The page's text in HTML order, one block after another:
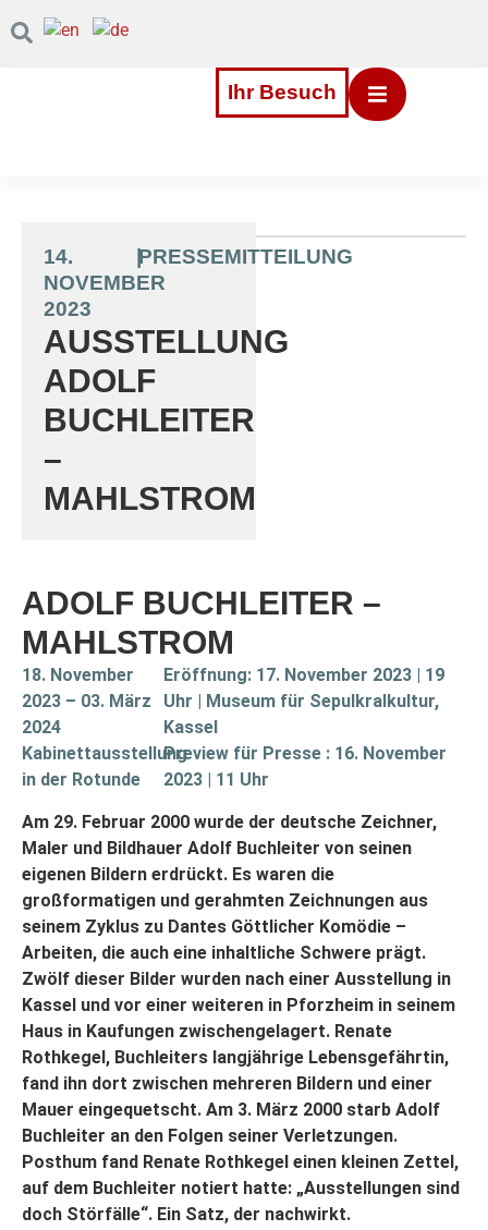
Inhalt Direkt
zum
Ihr Besuch
14.
NOVEMBER
2023
|PRESSEMITTEILUNG
AUSSTELLUNG
ADOLF
BUCHLEITER
–
MAHLSTROM
ADOLF BUCHLEITER –
MAHLSTROM
18. November
2023 – 03. März
2024
Kabinettausstellung
in der Rotunde
Eröffnung: 17. November 2023 | 19
Uhr | Museum für Sepulkralkultur,
Kassel
Preview für Presse : 16. November
2023 | 11 Uhr
Am 29. Februar 2000 wurde der deutsche Zeichner,
Maler und Bildhauer Adolf Buchleiter von seinen
eigenen Bildern erdrückt. Es waren die
großformatigen und gerahmten Zeichnungen aus
seinem Zyklus zu Dantes Göttlicher Komödie –
Arbeiten, die auch eine inhaltliche Schwere prägt.
Zwölf dieser Bilder wurden nach einer Ausstellung in
Kassel und vor einer weiteren in Pforzheim in seinem
Haus in Kaufungen zwischengelagert. Renate
Rothkegel, Buchleiters langjährige Lebensgefährtin,
fand ihn dort zwischen mehreren Bildern und einer
Mauer eingequetscht. Am 3. März 2000 starb Adolf
Buchleiter an den Folgen seiner Verletzungen.
Posthum fand Renate Rothkegel einen kleinen Zettel,
auf dem Buchleiter notiert hatte: „Ausstellungen sind
doch Störfälle“. Ein Satz, der nachwirkt.